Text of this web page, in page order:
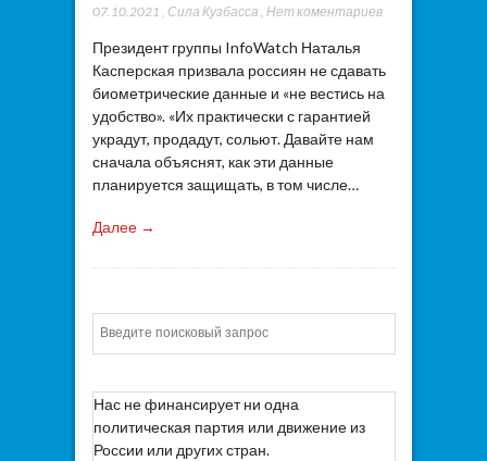
07.10.2021 , Сила Кузбасса , Нет коментариев
Президент группы InfoWatch Наталья
Касперская призвала россиян не сдавать
биометрические данные и «не вестись на
удобство». «Их практически с гарантией
украдут, продадут, сольют. Давайте нам
сначала объяснят, как эти данные
планируется защищать, в том числе…
Далее →
Нас не финансирует ни одна
политическая партия или движение из
России или других стран.